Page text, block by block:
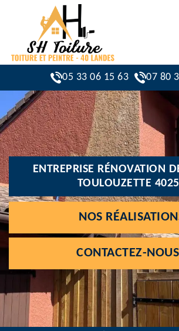
05 33 06 15 63 07 80
ENTREPRISE RÉNOVATION
TOULOUZETTE
NOS
CONTACTEZ-